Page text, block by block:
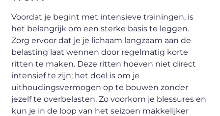
Voordat je begint met intensieve trainingen, is
het belangrijk om een sterke basis te leggen.
Zorg ervoor dat je je lichaam langzaam aan de
belasting laat wennen door regelmatig korte
ritten te maken. Deze ritten hoeven niet direct
intensief te zijn; het doel is om je
uithoudingsvermogen op te bouwen zonder
jezelf te overbelasten. Zo voorkom je blessures en
kun je in de loop van het seizoen makkelijker